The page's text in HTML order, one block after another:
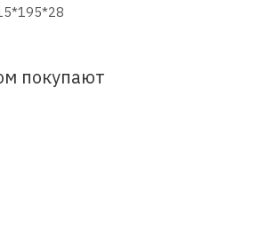
покупают